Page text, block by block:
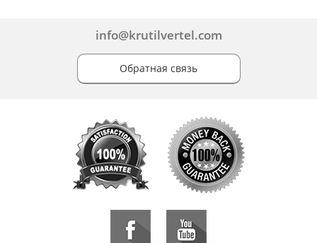
info@krutilvertel.com
Обратная связь